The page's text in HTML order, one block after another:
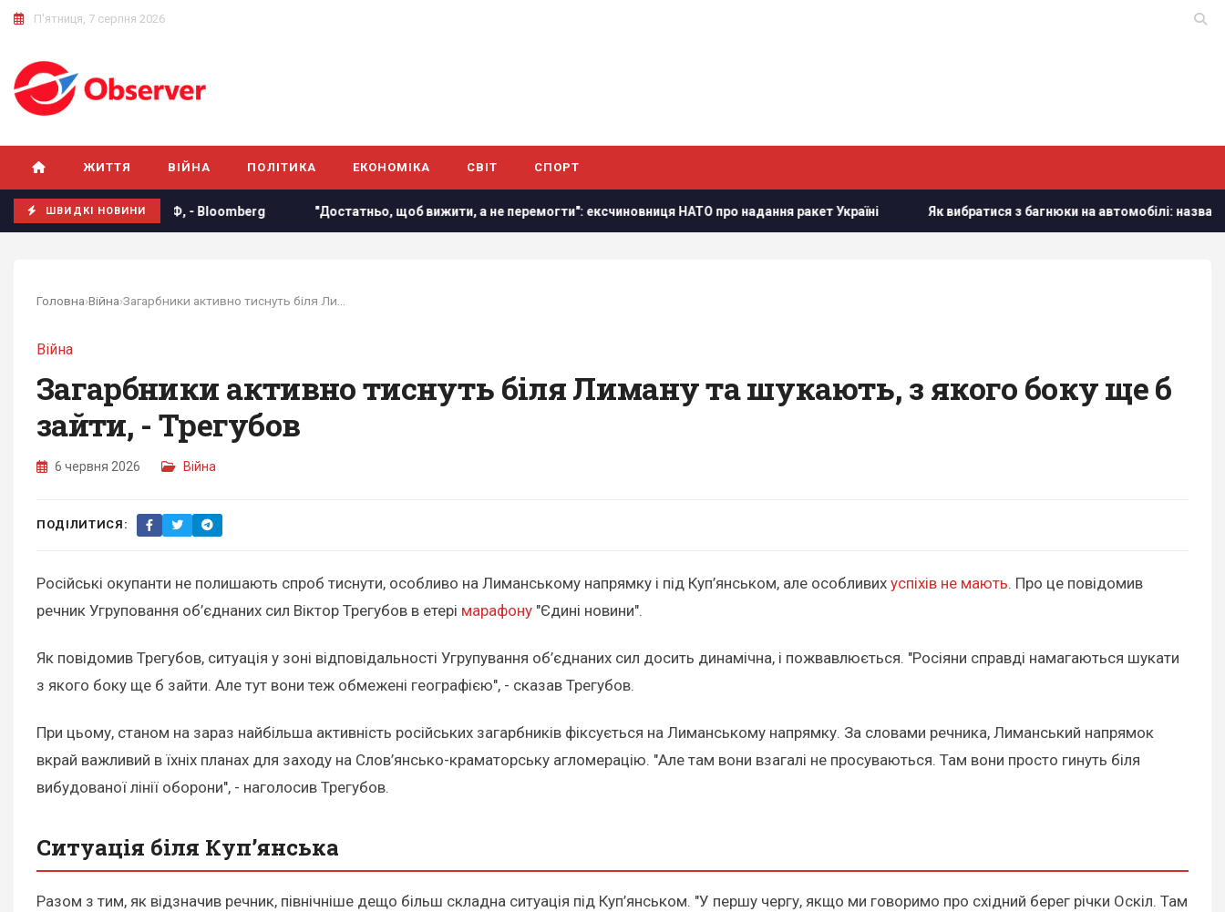
П'ятниця, 7 серпня 2026
ЖИТТЯ ВІЙНА ПОЛІТИКА ЕКОНОМІКА СВІТ СПОРТ
ШВИДКІ НОВИНИ
з Китаєм та РФ, - Bloomberg "Достатньо, щоб вижити, а не перемогти": ексчиновниця НАТО про надання ракет Україні Як вибратися з багнюки на автомобілі: названо
Головна›Війна›
Війна
Загарбники активно тиснуть біля Лиману та шукають, з якого боку ще б
зайти, - Трегубов
6 червня 2026 Війна
ПОДІЛИТИСЯ:
Російські окупанти не полишають спроб тиснути, особливо на Лиманському напрямку і під Куп’янськом, але особливих успіхів не мають. Про це повідомив
речник Угруповання об’єднаних сил Віктор Трегубов в етері марафону "Єдині новини".
Як повідомив Трегубов, ситуація у зоні відповідальності Угрупування об’єднаних сил досить динамічна, і пожвавлюється. "Росіяни справді намагаються шукати
з якого боку ще б зайти. Але тут вони теж обмежені географією", - сказав Трегубов.
При цьому, станом на зараз найбільша активність російських загарбників фіксується на Лиманському напрямку. За словами речника, Лиманський напрямок
вкрай важливий в їхніх планах для заходу на Cлов’янсько-краматорську агломерацію. "Але там вони взагалі не просуваються. Там вони просто гинуть біля
вибудованої лінії оборони", - наголосив Трегубов.
Ситуація біля Куп’янська
Разом з тим, як відзначив речник, північніше дещо більш складна ситуація під Куп’янськом. "У першу чергу, якщо ми говоримо про східний берег річки Оскіл. Там